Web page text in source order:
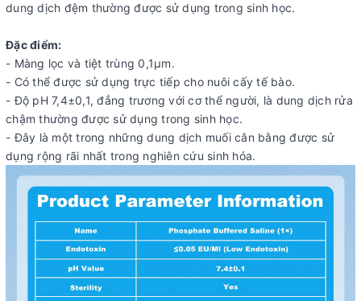
dung dịch đệm thường được sử dụng trong sinh học.
Đặc điểm:
- Màng lọc và tiệt trùng 0,1μm.
- Có thể được sử dụng trực tiếp cho nuôi cấy tế bào.
- Độ pH 7,4±0,1, đẳng trương với cơ thể người, là dung dịch rửa
chậm thường được sử dụng trong sinh học.
- Đây là một trong những dung dịch muối cân bằng được sử
dụng rộng rãi nhất trong nghiên cứu sinh hóa.